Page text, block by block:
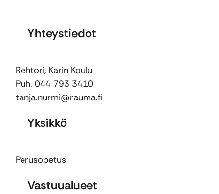
Yhteystiedot
Rehtori, Karin Koulu
Puh. 044 793 3410
tanja.nurmi@rauma.fi
Yksikkö
Perusopetus
Vastuualueet